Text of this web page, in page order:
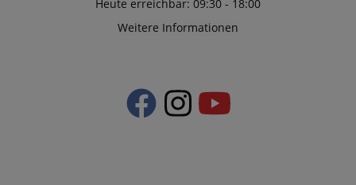
Heute erreichbar: 09:30 - 18:00
Weitere Informationen